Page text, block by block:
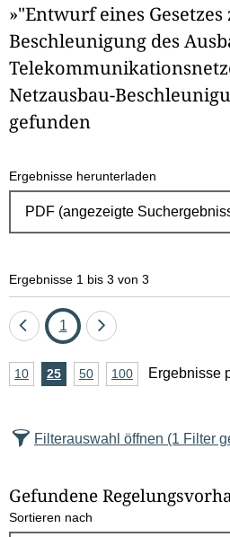
»"Entwurf eines Gesetzes
Beschleunigung des
Netzausbau-
gefunden
Ergebnisse herunterladen
Ergebnisse 1 bis 3 von 3
Eine
zurück
Seite
1
Eine
vor
A
z
l
E
10Ergebnisse
25Ergebnisse
50Ergebnisse
100Ergebnisse
Ergebnisse
Filterauswahl öffnen (1 Filter
Gefundene
Sortieren nach